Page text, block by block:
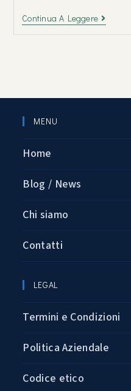
Continua A Leggere
MENU
Home
Blog / News
Chi siamo
Contatti
LEGAL
Termini e Condizioni
Politica Aziendale
Codice etico